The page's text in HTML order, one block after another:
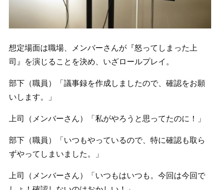
想定場面は職場、メンバーさんが『怒ってしまった上
司』を演じることを決め、いざロールプレイ。
部下（職員）「議事録を作成しましたので、確認をお願
いします。」
上司（メンバーさん）「私がやろうと思ってたのに！」
部下（職員）「いつもやっているので、特に確認も取ら
ずやってしまいました。」
上司（メンバーさん）「いつもはいつも。今回は今回で